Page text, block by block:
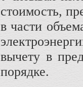
стоимость,
в части
вычету в
порядке.